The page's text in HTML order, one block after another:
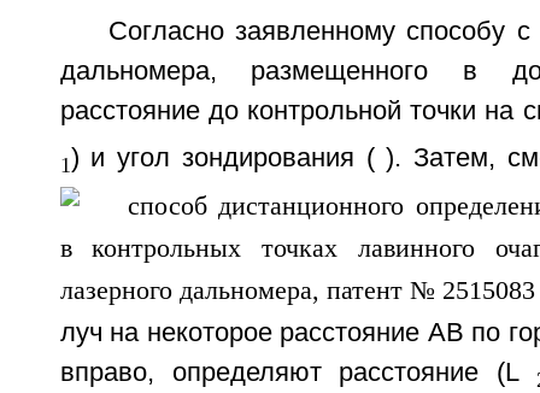
Согласно заявленному способу
дальномера, размещенного в
расстояние до контрольной точки на
1) и угол зондирования (). Затем,
луч на некоторое расстояние АВ по
вправо, определяют расстояние (L